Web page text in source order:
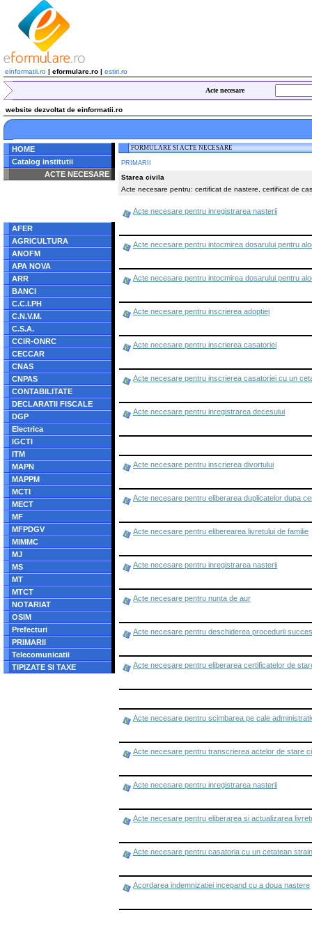
einformatii.ro | eformulare.ro | estiri.ro
Acte necesare
website dezvoltat de einformatii.ro
HOME
Catalog institutii
ACTE NECESARE
/home/eformulare.ro/public_html/navigare/stanga.php
AFER
AGRICULTURA
ANOFM
APA NOVA
ARR
BANCI
C.C.I.PH
C.N.V.M.
C.S.A.
CCIR-ONRC
CECCAR
CNAS
CNPAS
CONTABILITATE
DECLARATII FISCALE
DGP
Electrica
IGCTI
ITM
MAPN
MAPPM
MCTI
MECT
MF
MFPDGV
MIMMC
MJ
MS
MT
MTCT
NOTARIAT
OSIM
Prefecturi
PRIMARII
Telecomunicatii
TIPIZATE SI TAXE
FORMULARE SI ACTE NECESARE
PRIMARII
Starea civila
Acte necesare pentru: certificat de nastere, certificat de
Acte necesare pentru inregistrarea nasterii
Acte necesare pentru intocmirea dosarului pentru
Acte necesare pentru intocmirea dosarului pentru
Acte necesare pentru inscrierea adoptiei
Acte necesare pentru inscrierea casatoriei
Acte necesare pentru inscrierea casatoriei cu un
Acte necesare pentru inregistrarea decesului
Acte necesare pentru inscrierea divortului
Acte necesare pentru eliberarea duplicatelor dupa
Acte necesare pentru eliberearea livretului de familie
Acte necesare pentru inregistrarea nasterii
Acte necesare pentru nunta de aur
Acte necesare pentru deschiderea procedurii
Acte necesare pentru eliberarea certificatelor de
Acte necesare pentru scimbarea pe cale
Acte necesare pentru transcrierea actelor de stare
Acte necesare pentru inregistrarea nasterii
Acte necesare pentru eliberarea si actualizarea
Acte necesare pentru casatoria cu un cetatean
Acordarea indemnizatiei incepand cu a doua nastere